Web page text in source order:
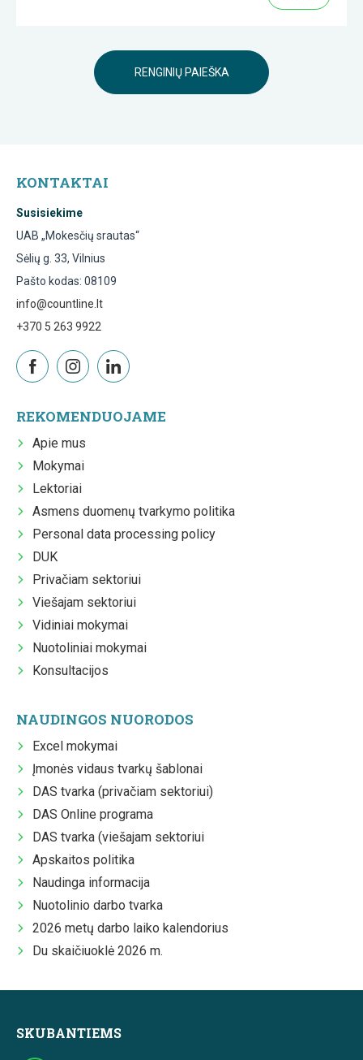
RENGINIŲ PAIEŠKA
KONTAKTAI
Susisiekime
UAB „Mokesčių srautas“
Sėlių g. 33, Vilnius
Pašto kodas: 08109
info@countline.lt
+370 5 263 9922
REKOMENDUOJAME
Apie mus
Mokymai
Lektoriai
Asmens duomenų tvarkymo politika
Personal data processing policy
DUK
Privačiam sektoriui
Viešajam sektoriui
Vidiniai mokymai
Nuotoliniai mokymai
Konsultacijos
NAUDINGOS NUORODOS
Excel mokymai
Įmonės vidaus tvarkų šablonai
DAS tvarka (privačiam sektoriui)
DAS Online programa
DAS tvarka (viešajam sektoriui
Apskaitos politika
Naudinga informacija
Nuotolinio darbo tvarka
2026 metų darbo laiko kalendorius
Du skaičiuoklė 2026 m.
SKUBANTIEMS